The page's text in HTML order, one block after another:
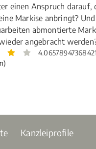
einen Anspruch darauf,
Markise anbringt?
abmontierte
angebracht
Kanzleiprofile